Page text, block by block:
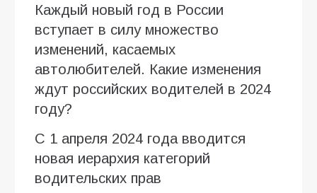
Каждый новый год в России
вступает в силу множество
изменений, касаемых
автолюбителей. Какие изменения
ждут российских водителей в 2024
году?
С 1 апреля 2024 года вводится
новая иерархия категорий
водительских прав